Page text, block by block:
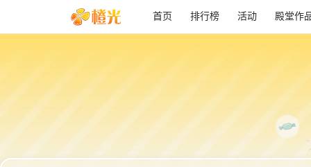
首页 排行榜 活动 殿堂作